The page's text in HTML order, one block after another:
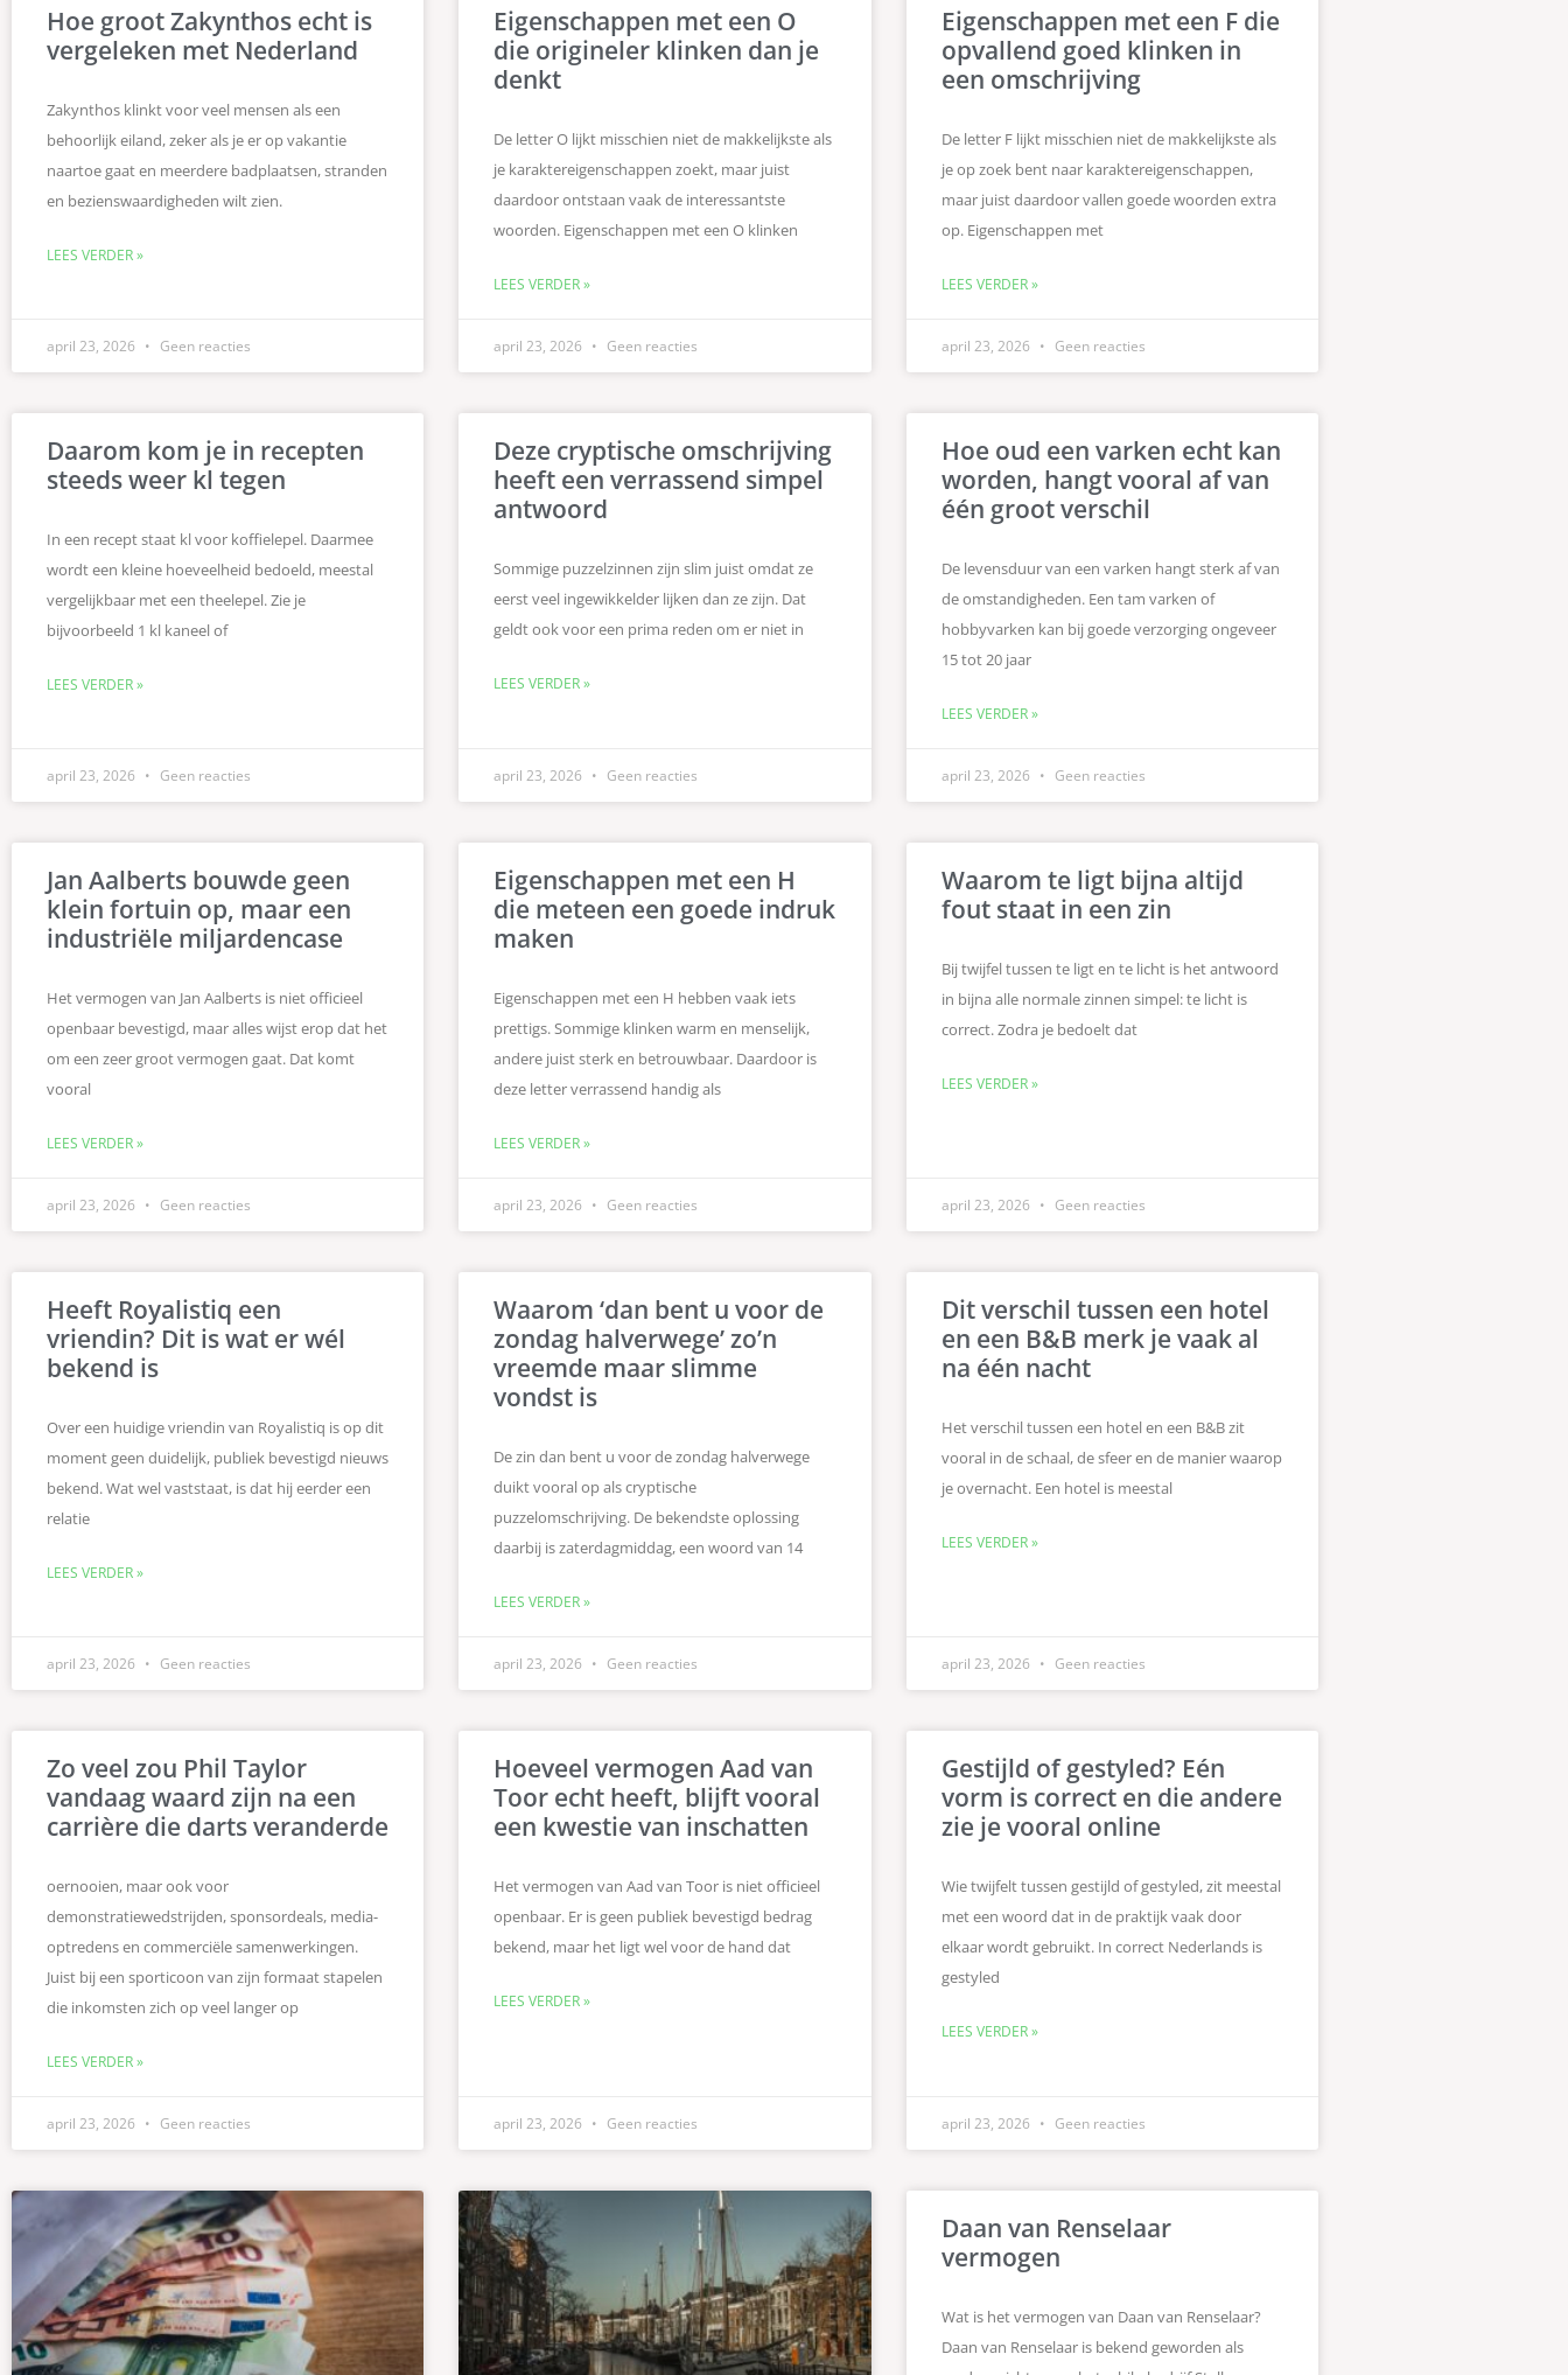
Hoe groot Zakynthos echt is
vergeleken met Nederland
Zakynthos klinkt voor veel mensen als een
behoorlijk eiland, zeker als je er op vakantie
naartoe gaat en meerdere badplaatsen, stranden
en bezienswaardigheden wilt zien.
LEES VERDER »
april 23, 2026 Geen reacties
Eigenschappen met een O
die origineler klinken dan je
denkt
De letter O lijkt misschien niet de makkelijkste als
je karaktereigenschappen zoekt, maar juist
daardoor ontstaan vaak de interessantste
woorden. Eigenschappen met een O klinken
LEES VERDER »
april 23, 2026 Geen reacties
Eigenschappen met een F die
opvallend goed klinken in
een omschrijving
De letter F lijkt misschien niet de makkelijkste als
je op zoek bent naar karaktereigenschappen,
maar juist daardoor vallen goede woorden extra
op. Eigenschappen met
LEES VERDER »
april 23, 2026 Geen reacties
Daarom kom je in recepten
steeds weer kl tegen
In een recept staat kl voor koffielepel. Daarmee
wordt een kleine hoeveelheid bedoeld, meestal
vergelijkbaar met een theelepel. Zie je
bijvoorbeeld 1 kl kaneel of
LEES VERDER »
april 23, 2026 Geen reacties
Deze cryptische omschrijving
heeft een verrassend simpel
antwoord
Sommige puzzelzinnen zijn slim juist omdat ze
eerst veel ingewikkelder lijken dan ze zijn. Dat
geldt ook voor een prima reden om er niet in
LEES VERDER »
april 23, 2026 Geen reacties
Hoe oud een varken echt kan
worden, hangt vooral af van
één groot verschil
De levensduur van een varken hangt sterk af van
de omstandigheden. Een tam varken of
hobbyvarken kan bij goede verzorging ongeveer
15 tot 20 jaar
LEES VERDER »
april 23, 2026 Geen reacties
Jan Aalberts bouwde geen
klein fortuin op, maar een
industriële miljardencase
Het vermogen van Jan Aalberts is niet officieel
openbaar bevestigd, maar alles wijst erop dat het
om een zeer groot vermogen gaat. Dat komt
vooral
LEES VERDER »
april 23, 2026 Geen reacties
Eigenschappen met een H
die meteen een goede indruk
maken
Eigenschappen met een H hebben vaak iets
prettigs. Sommige klinken warm en menselijk,
andere juist sterk en betrouwbaar. Daardoor is
deze letter verrassend handig als
LEES VERDER »
april 23, 2026 Geen reacties
Waarom te ligt bijna altijd
fout staat in een zin
Bij twijfel tussen te ligt en te licht is het antwoord
in bijna alle normale zinnen simpel: te licht is
correct. Zodra je bedoelt dat
LEES VERDER »
april 23, 2026 Geen reacties
Heeft Royalistiq een
vriendin? Dit is wat er wél
bekend is
Over een huidige vriendin van Royalistiq is op dit
moment geen duidelijk, publiek bevestigd nieuws
bekend. Wat wel vaststaat, is dat hij eerder een
relatie
LEES VERDER »
april 23, 2026 Geen reacties
Waarom ‘dan bent u voor de
zondag halverwege’ zo’n
vreemde maar slimme
vondst is
De zin dan bent u voor de zondag halverwege
duikt vooral op als cryptische
puzzelomschrijving. De bekendste oplossing
daarbij is zaterdagmiddag, een woord van 14
LEES VERDER »
april 23, 2026 Geen reacties
Dit verschil tussen een hotel
en een B&B merk je vaak al
na één nacht
Het verschil tussen een hotel en een B&B zit
vooral in de schaal, de sfeer en de manier waarop
je overnacht. Een hotel is meestal
LEES VERDER »
april 23, 2026 Geen reacties
Zo veel zou Phil Taylor
vandaag waard zijn na een
carrière die darts veranderde
oernooien, maar ook voor
demonstratiewedstrijden, sponsordeals, media-
optredens en commerciële samenwerkingen.
Juist bij een sporticoon van zijn formaat stapelen
die inkomsten zich op veel langer op
LEES VERDER »
april 23, 2026 Geen reacties
Hoeveel vermogen Aad van
Toor echt heeft, blijft vooral
een kwestie van inschatten
Het vermogen van Aad van Toor is niet officieel
openbaar. Er is geen publiek bevestigd bedrag
bekend, maar het ligt wel voor de hand dat
LEES VERDER »
april 23, 2026 Geen reacties
Gestijld of gestyled? Eén
vorm is correct en die andere
zie je vooral online
Wie twijfelt tussen gestijld of gestyled, zit meestal
met een woord dat in de praktijk vaak door
elkaar wordt gebruikt. In correct Nederlands is
gestyled
LEES VERDER »
april 23, 2026 Geen reacties
Daan van Renselaar
vermogen
Wat is het vermogen van Daan van Renselaar?
Daan van Renselaar is bekend geworden als